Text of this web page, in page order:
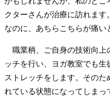
クターさんが治療に訪れま
なのに、あちらこちらが痛い
職業柄、ご自身の技術向
ッチを行い、ヨガ教室でも
ストレッチをします。その
れている状態になってしまっ